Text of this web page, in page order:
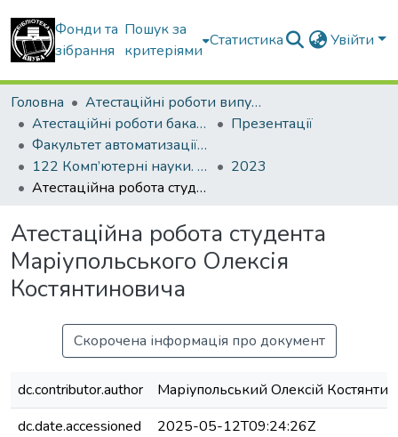
Фонди та
зібрання
Пошук за
критеріями
Статистика Увійти
Головна
Атестаційні роботи випускників
Атестаційні роботи бакалаврів
Презентації
Факультет автоматизації і інформаційних технологій
122 Комп’ютерні науки. Інформаційні управляючі системи і технології
2023
Атестаційна робота студента Маріупольського Олексія Костянтиновича
Атестаційна робота студента
Маріупольського Олексія
Костянтиновича
Скорочена інформація про документ
dc.contributor.author
Маріупольський Олексій
dc.date.accessioned
2025-05-12T09:24:26Z